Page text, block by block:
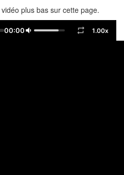
plus bas sur cette page.
00:00 1.00x